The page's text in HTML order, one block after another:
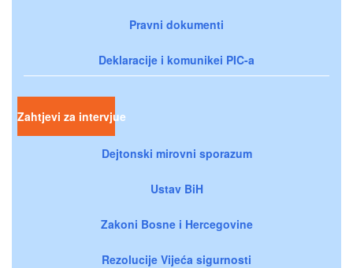
Pravni dokumenti
Deklaracije i komunikei PIC-a
Zahtjevi za intervjue
Dejtonski mirovni sporazum
Ustav BiH
Zakoni Bosne i Hercegovine
Rezolucije Vijeća sigurnosti